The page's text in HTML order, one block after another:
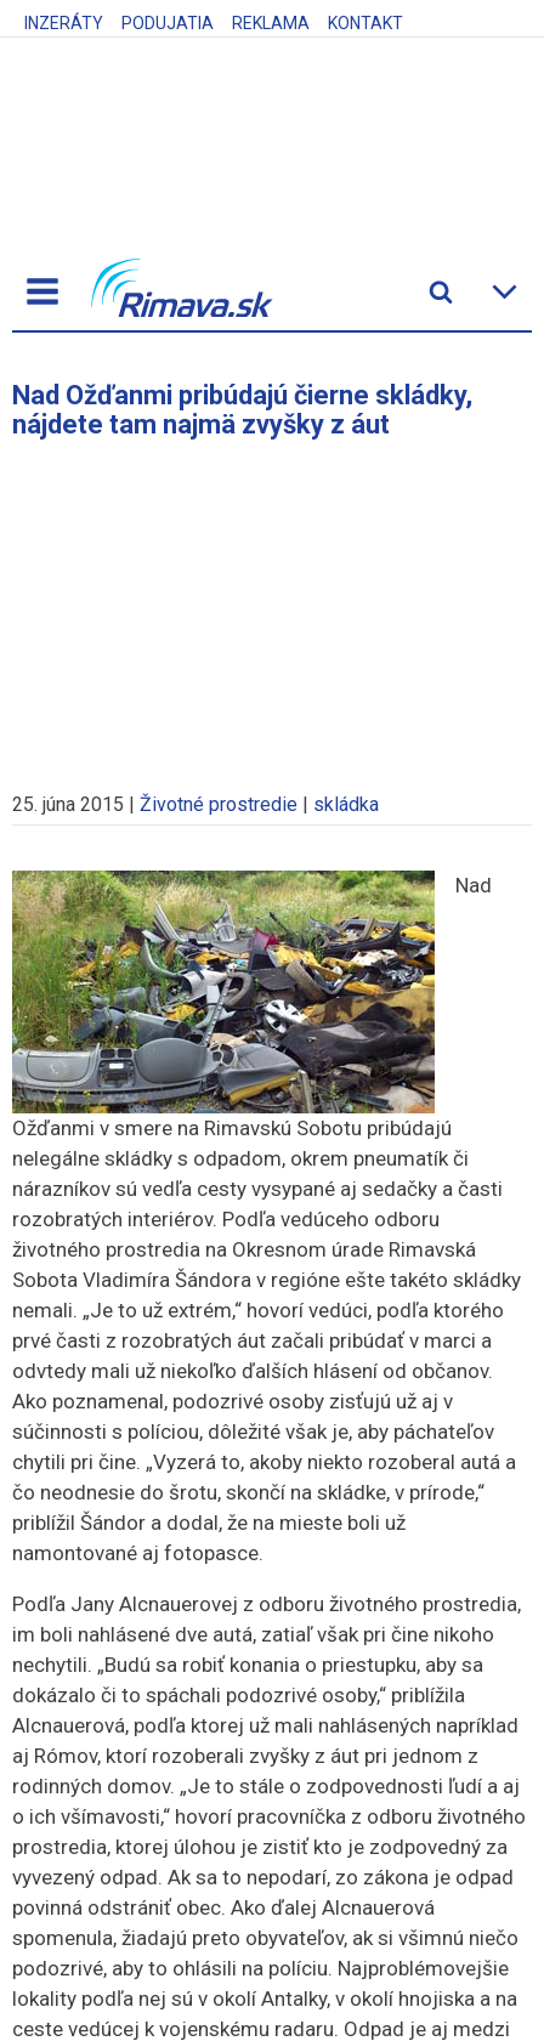
INZERÁTY PODUJATIA REKLAMA KONTAKT
Nad Ožďanmi pribúdajú čierne skládky,
nájdete tam najmä zvyšky z áut
25. júna 2015 | Životné prostredie | skládka
Nad
Ožďanmi v smere na Rimavskú Sobotu pribúdajú
nelegálne skládky s odpadom, okrem pneumatík či
nárazníkov sú vedľa cesty vysypané aj sedačky a časti
rozobratých interiérov. Podľa vedúceho odboru
životného prostredia na Okresnom úrade Rimavská
Sobota Vladimíra Šándora v regióne ešte takéto skládky
nemali. „Je to už extrém,“ hovorí vedúci, podľa ktorého
prvé časti z rozobratých áut začali pribúdať v marci a
odvtedy mali už niekoľko ďalších hlásení od občanov.
Ako poznamenal, podozrivé osoby zisťujú už aj v
súčinnosti s políciou, dôležité však je, aby páchateľov
chytili pri čine. „Vyzerá to, akoby niekto rozoberal autá a
čo neodnesie do šrotu, skončí na skládke, v prírode,“
priblížil Šándor a dodal, že na mieste boli už
namontované aj fotopasce.
Podľa Jany Alcnauerovej z odboru životného prostredia,
im boli nahlásené dve autá, zatiaľ však pri čine nikoho
nechytili. „Budú sa robiť konania o priestupku, aby sa
dokázalo či to spáchali podozrivé osoby,“ priblížila
Alcnauerová, podľa ktorej už mali nahlásených napríklad
aj Rómov, ktorí rozoberali zvyšky z áut pri jednom z
rodinných domov. „Je to stále o zodpovednosti ľudí a aj
o ich všímavosti,“ hovorí pracovníčka z odboru životného
prostredia, ktorej úlohou je zistiť kto je zodpovedný za
vyvezený odpad. Ak sa to nepodarí, zo zákona je odpad
povinná odstrániť obec. Ako ďalej Alcnauerová
spomenula, žiadajú preto obyvateľov, ak si všimnú niečo
podozrivé, aby to ohlásili na políciu. Najproblémovejšie
lokality podľa nej sú v okolí Antalky, v okolí hnojiska a na
ceste vedúcej k vojenskému radaru. Odpad je aj medzi